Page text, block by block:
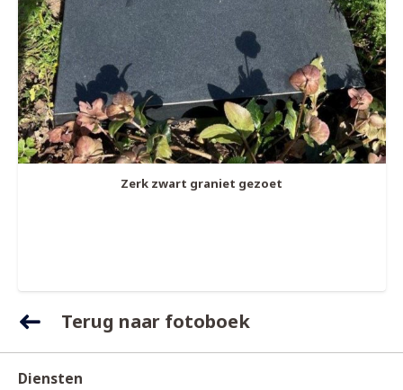
Zerk zwart graniet gezoet
Terug naar fotoboek
Diensten